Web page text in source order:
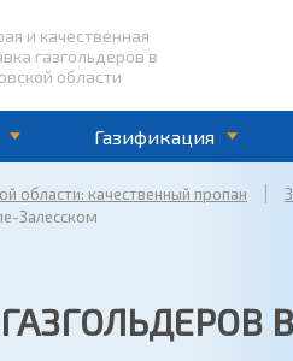
и качественная
газгольдеров в
области
Газификация
области: качественный пропан
Залесском
В